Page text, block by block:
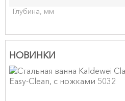
Глубина, мм
НОВИНКИ